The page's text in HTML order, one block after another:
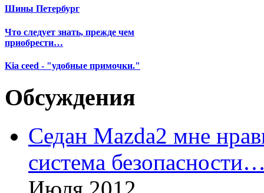
Шины Петербург
Что следует знать, прежде чем
приобрести…
Kia ceed - "удобные примочки."
Обсуждения
Седан Mazda2 мне
система